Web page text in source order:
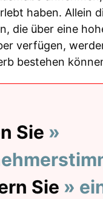
haben. Allein
die über eine
verfügen,
bestehen
Sie »
Sie »